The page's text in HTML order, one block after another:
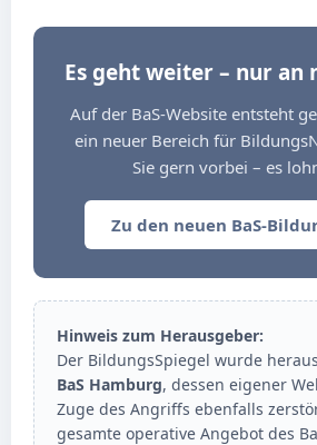
Es geht weiter – nur an
Auf der BaS-Website entsteht
ein neuer Bereich für
Sie gern vorbei – es
Zu den neuen BaS-
Hinweis zum Herausgeber:
Der BildungsSpiegel wurde
BaS Hamburg, dessen eigener
Zuge des Angriffs ebenfalls
gesamte operative Angebot des